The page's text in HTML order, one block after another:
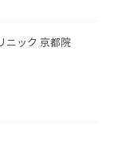
ニック 京都院